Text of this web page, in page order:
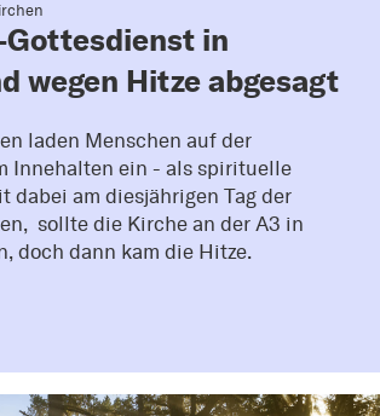
in
wegen Hitze abgesagt
laden Menschen auf der
Innehalten ein - als spirituelle
dabei am diesjährigen Tag der
sollte die Kirche an der A3 in
doch dann kam die Hitze.